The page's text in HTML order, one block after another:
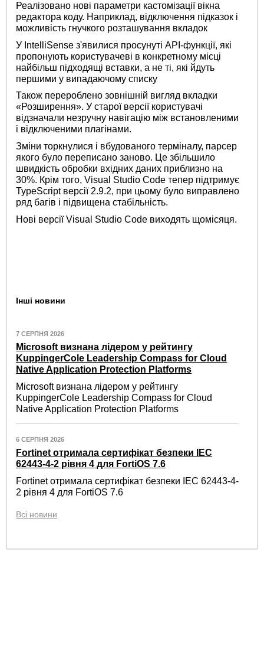
Реалізовано нові параметри кастомізації вікна
редактора коду. Наприклад, відключення підказок і
можливість гнучкого розташування вкладок
У IntelliSense з'явилися просунуті API-функції, які
пропонують користувачеві в конкретному місці
найбільш підходящі вставки, а не ті, які йдуть
першими у випадаючому списку
Також перероблено зовнішній вигляд вкладки
«Розширення». У старої версії користувачі
відзначали незручну навігацію між встановленими
і відключеними плагінами.
Зміни торкнулися і вбудованого терміналу, парсер
якого було переписано заново. Це збільшило
швидкість обробки вхідних даних приблизно на
30%. Крім того, Visual Studio Code тепер підтримує
TypeScript версії 2.9.2, при цьому було виправлено
ряд багів і підвищена стабільність.
Нові версії Visual Studio Code виходять щомісяця.
Інші новини
7 СЕРПНЯ 2026
Microsoft визнана лідером у рейтингу
KuppingerCole Leadership Compass for Cloud
Native Application Protection Platforms
Microsoft визнана лідером у рейтингу
KuppingerCole Leadership Compass for Cloud
Native Application Protection Platforms
6 СЕРПНЯ 2026
Fortinet отримала сертифікат безпеки IEC
62443-4-2 рівня 4 для FortiOS 7.6
Fortinet отримала сертифікат безпеки IEC 62443-4-
2 рівня 4 для FortiOS 7.6
Всі новини